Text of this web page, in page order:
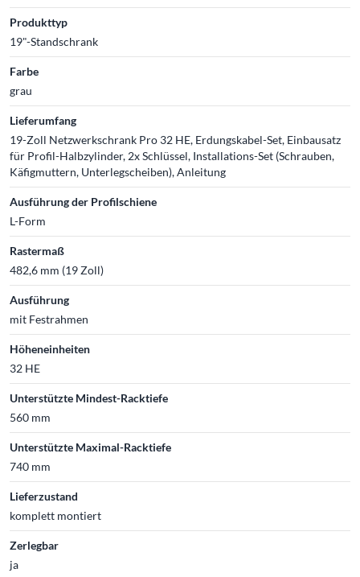
Produkttyp
19"-Standschrank
Farbe
grau
Lieferumfang
19-Zoll Netzwerkschrank Pro 32 HE, Erdungskabel-Set, Einbausatz
für Profil-Halbzylinder, 2x Schlüssel, Installations-Set (Schrauben,
Käfigmuttern, Unterlegscheiben), Anleitung
Ausführung der Profilschiene
L-Form
Rastermaß
482,6 mm (19 Zoll)
Ausführung
mit Festrahmen
Höheneinheiten
32 HE
Unterstützte Mindest-Racktiefe
560 mm
Unterstützte Maximal-Racktiefe
740 mm
Lieferzustand
komplett montiert
Zerlegbar
ja